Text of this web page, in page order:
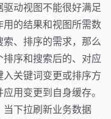
动视图不能很好满足
的结果和视图所需数
、排序的需求，那么
序和搜索后的、对应
关键词变更或排序方
用变更到自身缓存。
下拉刷新业务数据